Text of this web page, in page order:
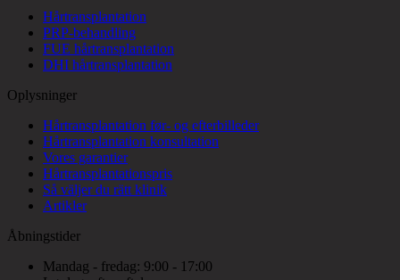
Hårtransplantation
PRP-behandling
FUE hårtransplantation
DHI hårtransplantation
Oplysninger
Hårtransplantation før- og efterbilleder
Hårtransplantation konsultation
Vores garantier
Hårtransplantationspris
Så väljer du rätt klinik
Artikler
Åbningstider
Mandag - fredag: 9:00 - 17:00